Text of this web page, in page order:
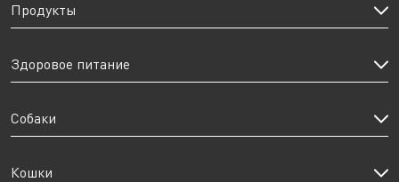
Продукты
Здоровое питание
Собаки
Кошки